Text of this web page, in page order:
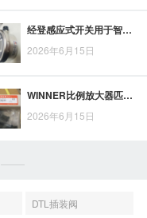
经登感应式开关用于智能家居控制，兼顾自动感应与日常操作便捷性
2026年6月15日
WINNER比例放大器匹配比例阀时，电流、阻值与控制信号如何核对
2026年6月15日
DTL插装阀